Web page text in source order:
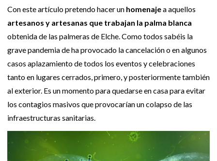
Con este artículo pretendo hacer un homenajea aquellos
artesanos y artesanas que trabajan la palma blanca
obtenida de las palmeras de Elche. Como todos sabéis la
grave pandemia de ha provocado la cancelación o en algunos
casos aplazamiento de todos los eventos y celebraciones
tanto en lugares cerrados, primero, y posteriormente también
al exterior. Es un momento para quedarse en casa para evitar
los contagios masivos que provocarían un colapso de las
infraestructuras sanitarias.